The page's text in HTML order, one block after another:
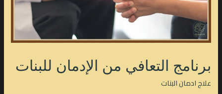
برنامج التعافي من الإدمان للبنات
علاج ادمان البنات